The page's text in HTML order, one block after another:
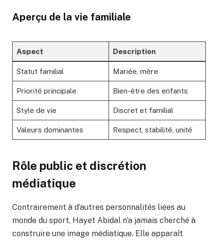
Aperçu de la vie familiale
Aspect Description
Statut familial Mariée, mère
Priorité principale Bien-être des enfants
Style de vie Discret et familial
Valeurs dominantes Respect, stabilité, unité
Rôle public et discrétion
médiatique
Contrairement à d’autres personnalités liées au
monde du sport, Hayet Abidal n’a jamais cherché à
construire une image médiatique. Elle apparaît